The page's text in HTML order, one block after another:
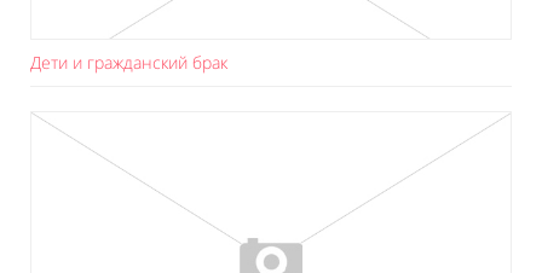
Дети и гражданский брак